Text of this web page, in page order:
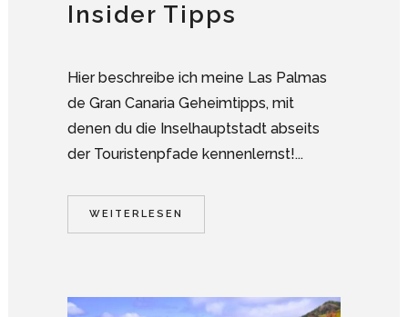
Insider Tipps
Hier beschreibe ich meine Las Palmas
de Gran Canaria Geheimtipps, mit
denen du die Inselhauptstadt abseits
der Touristenpfade kennenlernst!...
WEITERLESEN